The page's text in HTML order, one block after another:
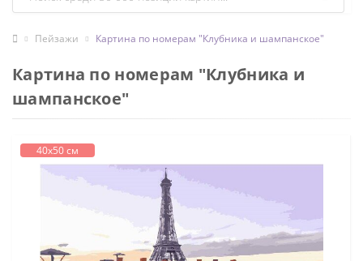
Пейзажи Картина по номерам "Клубника и шампанское"
Картина по номерам "Клубника и
шампанское"
40х50 см